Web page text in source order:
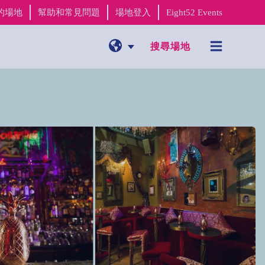
場地 幫助和常見問題 場地登入 Eight52 Events
搜尋場地